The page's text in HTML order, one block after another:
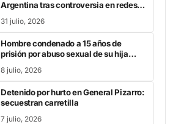
Argentina tras controversia en redes
31 julio, 2026
Hombre condenado a 15 años de
prisión por abuso sexual de su hija
8 julio, 2026
Detenido por hurto en General Pizarro:
secuestran carretilla
7 julio, 2026